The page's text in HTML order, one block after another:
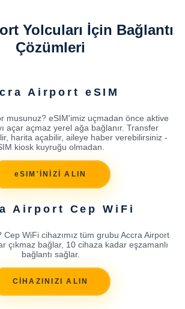
Yolcuları İçin Bağlantı
Çözümleri
Airport eSIM
musunuz? eSIM'imiz uçmadan önce aktive
açar açmaz yerel ağa bağlanır. Transfer
harita açabilir, aileye haber verebilirsiniz -
kiosk kuyruğu olmadan.
eSIM'İNİZİ ALIN
Airport Cep WiFi
WiFi cihazımız tüm grubu Accra Airport
çıkmaz bağlar, 10 cihaza kadar eşzamanlı
bağlantı sağlar.
CİHAZINIZI ALIN